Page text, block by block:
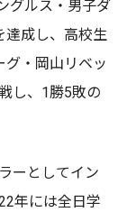
グルス・男子ダ
達成し、高校生
グ・岡山リベッ
し、1勝5敗の
ーとしてイン
年には全日学